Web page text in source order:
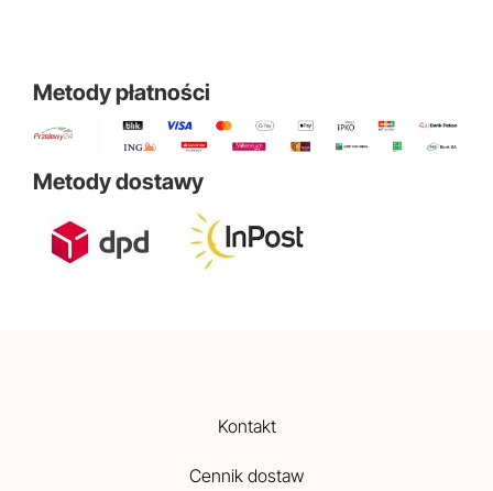
Metody płatności
Metody dostawy
Kontakt
Cennik dostaw